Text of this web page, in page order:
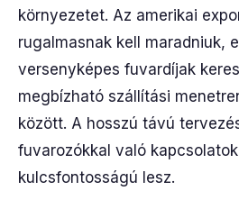
környezetet. Az amerikai
rugalmasnak kell maradniuk,
versenyképes fuvardíjak
megbízható szállítási
között. A hosszú távú
fuvarozókkal való
kulcsfontosságú lesz.